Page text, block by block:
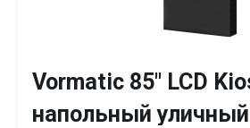
Vormatic 85" LCD
напольный уличный